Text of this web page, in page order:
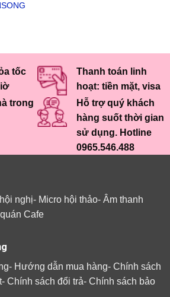
tốc
Thanh toán linh
hoạt: tiền mặt, visa
trong
Hỗ trợ quý khách
hàng suốt thời gian
sử dụng. Hotline
0965.546.488
nghị- Micro hội thảo- Âm thanh
Cafe
- Hướng dẫn mua hàng- Chính sách
- Chính sách đổi trả- Chính sách bảo